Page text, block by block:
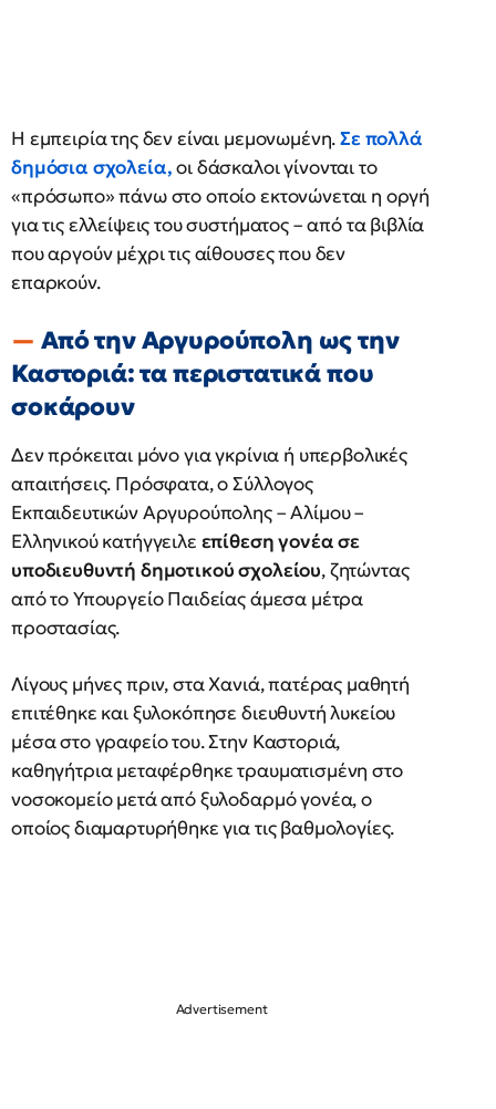
Η εμπειρία της δεν είναι μεμονωμένη.Σε πολλά
δημόσια σχολεία,οι δάσκαλοι γίνονται το
«πρόσωπο» πάνω στο οποίο εκτονώνεται η οργή
για τις ελλείψεις του συστήματος – από τα βιβλία
που αργούν μέχρι τις αίθουσες που δεν
επαρκούν.
Από την Αργυρούπολη ως την
Καστοριά: τα περιστατικά που
σοκάρουν
Δεν πρόκειται μόνο για γκρίνια ή υπερβολικές
απαιτήσεις. Πρόσφατα, ο Σύλλογος
Εκπαιδευτικών Αργυρούπολης – Αλίμου –
Ελληνικού κατήγγειλε επίθεση γονέα σε
υποδιευθυντή δημοτικού σχολείου, ζητώντας
από το Υπουργείο Παιδείας άμεσα μέτρα
προστασίας.
Λίγους μήνες πριν, στα Χανιά, πατέρας μαθητή
επιτέθηκε και ξυλοκόπησε διευθυντή λυκείου
μέσα στο γραφείο του. Στην Καστοριά,
καθηγήτρια μεταφέρθηκε τραυματισμένη στο
νοσοκομείο μετά από ξυλοδαρμό γονέα, ο
οποίος διαμαρτυρήθηκε για τις βαθμολογίες.